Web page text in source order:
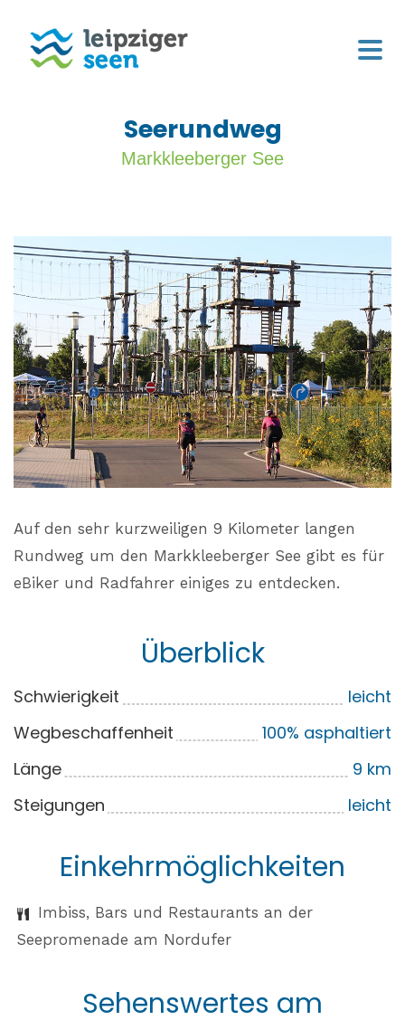
Seerundweg
Markkleeberger See
Auf den sehr kurzweiligen 9 Kilometer langen
Rundweg um den Markkleeberger See gibt es für
eBiker und Radfahrer einiges zu entdecken.
Überblick
Schwierigkeit
leicht
Wegbeschaffenheit
100% asphaltiert
Länge
9 km
Steigungen
leicht
Einkehrmöglichkeiten
Imbiss, Bars und Restaurants an der
Seepromenade am Nordufer
Sehenswertes am